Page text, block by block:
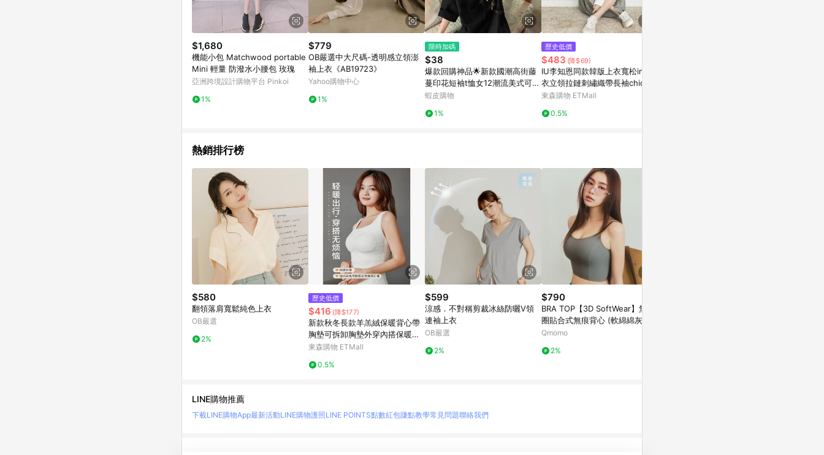
$1,680
機能小包 Matchwood portable
Mini 輕量 防潑水小腰包 玫瑰
亞洲跨境設計購物平台 Pinkoi
1%
$779
OB嚴選中大尺碼-透明感立領澎
袖上衣《AB19723》
Yahoo購物中心
1%
限時加碼
$38
爆款回購神品🌟新款國潮高街藤
蔓印花短袖t恤女12潮流美式可愛
百搭情侶上衣甜美6O
蝦皮購物
1%
歷史低價
$483 (降$69)
IU李知恩同款韓版上衣寬松ins衛
衣立領拉鏈刺繡織帶長袖chic外
套
東森購物 ETMall
0.5%
熱銷排行榜
$580
翻領落肩寬鬆純色上衣
OB嚴選
2%
歷史低價
$416 (降$177)
新款秋冬長款羊羔絨保暖背心帶
胸墊可拆卸胸墊外穿內搭保暖內
衣女
東森購物 ETMall
0.5%
$599
涼感．不對稱剪裁冰絲防曬V領
連袖上衣
OB嚴選
2%
$790
BRA TOP【3D SoftWear】無鋼
圈貼合式無痕背心 ​(軟綿綿灰)
Qmomo
2%
LINE購物推薦
下載LINE購物App最新活動LINE購物護照LINE POINTS點數紅包賺點教學常見問題聯絡我們